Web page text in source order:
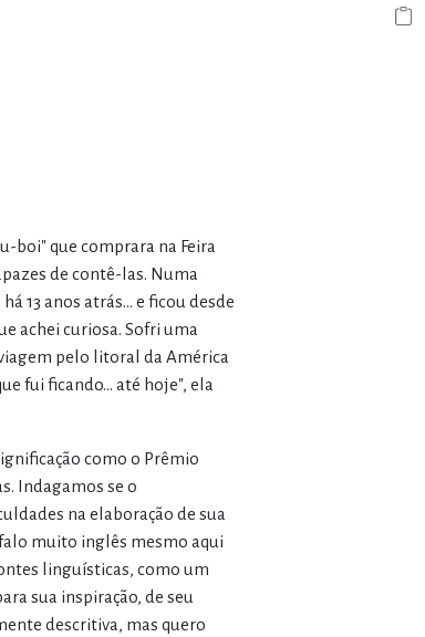
boi" que comprara na Feira
de contê-las. Numa
13 anos atrás... e ficou desde
achei curiosa. Sofri uma
pelo litoral da América
fui ficando... até hoje", ela
como o Prêmio
Indagamos se o
na elaboração de sua
muito inglês mesmo aqui
linguísticas, como um
sua inspiração, de seu
descritiva, mas quero